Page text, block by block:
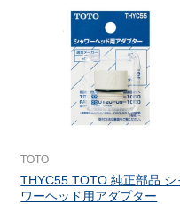
TOTO
THYC55 TOTO 純正部品 シ
ワーヘッド用アダプター